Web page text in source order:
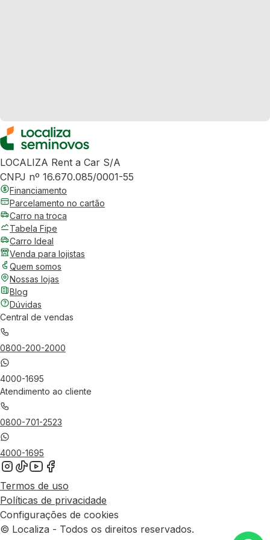
LOCALIZA Rent a Car S/A
CNPJ nº 16.670.085/0001-55
Financiamento
Parcelamento no cartão
Carro na troca
Tabela Fipe
Carro Ideal
Venda para lojistas
Quem somos
Nossas lojas
Blog
Dúvidas
Central de vendas
0800-200-2000
4000-1695
Atendimento ao cliente
0800-701-2523
4000-1695
Termos de uso
Políticas de privacidade
Configurações de cookies
© Localiza - Todos os direitos reservados.